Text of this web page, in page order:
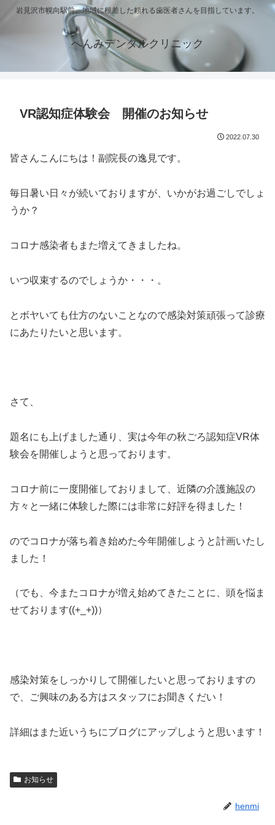
岩見沢市幌向駅前。地域に根差した頼れる歯医者さんを目指しています。
へんみデンタルクリニック
VR認知症体験会 開催のお知らせ
2022.07.30
皆さんこんにちは！副院長の逸見です。
毎日暑い日々が続いておりますが、いかがお過ごしでしょ
うか？
コロナ感染者もまた増えてきましたね。
いつ収束するのでしょうか・・・。
とボヤいても仕方のないことなので感染対策頑張って診療
にあたりたいと思います。
さて、
題名にも上げました通り、実は今年の秋ごろ認知症VR体
験会を開催しようと思っております。
コロナ前に一度開催しておりまして、近隣の介護施設の
方々と一緒に体験した際には非常に好評を得ました！
のでコロナが落ち着き始めた今年開催しようと計画いたし
ました！
（でも、今またコロナが増え始めてきたことに、頭を悩ま
せております((+_+))）
感染対策をしっかりして開催したいと思っておりますの
で、ご興味のある方はスタッフにお聞きくだい！
詳細はまた近いうちにブログにアップしようと思います！
お知らせ
henmi